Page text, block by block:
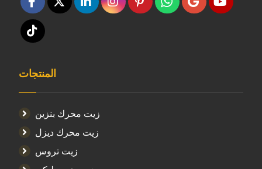
المنتجات
زيت محرك بنزين
زيت محرك ديزل
زيت تروس